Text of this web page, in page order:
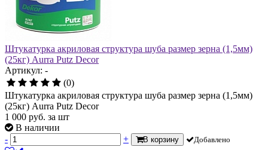
Штукатурка акриловая структура шуба размер зерна (1,5мм)
(25кг) Aurra Putz Decor
Артикул: -
(0)
Штукатурка акриловая структура шуба размер зерна (1,5мм)
(25кг) Aurra Putz Decor
1 000 руб. за шт
В наличии
-
+ В корзину Добавлено